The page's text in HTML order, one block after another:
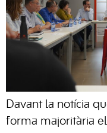
Davant la notícia
forma majoritària